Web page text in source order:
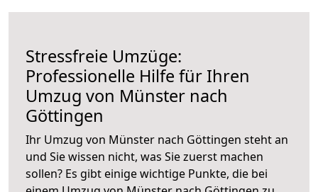
Stressfreie Umzüge:
Professionelle Hilfe für Ihren
Umzug von Münster nach
Göttingen
Ihr Umzug von Münster nach Göttingen steht an
und Sie wissen nicht, was Sie zuerst machen
sollen? Es gibt einige wichtige Punkte, die bei